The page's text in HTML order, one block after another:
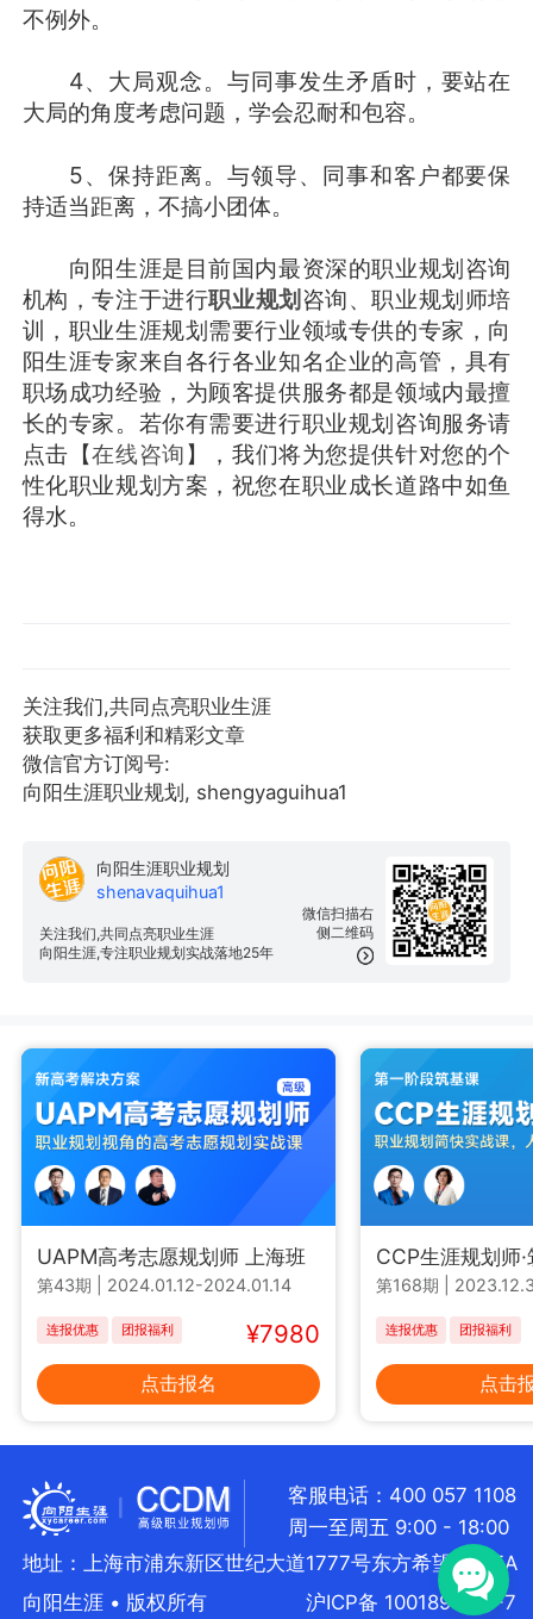
不例外。
4、大局观念。与同事发生矛盾时，要站在
大局的角度考虑问题，学会忍耐和包容。
5、保持距离。与领导、同事和客户都要保
持适当距离，不搞小团体。
向阳生涯是目前国内最资深的职业规划咨询
机构，专注于进行职业规划 咨询、职业规划师培
训，职业生涯规划需要行业领域专供的专家，向
阳生涯专家来自各行各业知名企业的高管，具有
职场成功经验，为顾客提供服务都是领域内最擅
长的专家。若你有需要进行职业规划咨询服务请
点击【在线咨询】，我们将为您提供针对您的个
性化职业规划方案，祝您在职业成长道路中如鱼
得水。
关注我们,共同点亮职业生涯
获取更多福利和精彩文章
微信官方订阅号:
向阳生涯职业规划, shengyaguihua1
微信扫描右
侧二维码
向阳生涯职业规划
shenavaquihua1
关注我们,共同点亮职业生涯
向阳生涯,专注职业规划实战落地25年
UAPM高考志愿规划师 上海班
第43期 2024.01.12-2024.01.14
连报优惠 团报福利 ¥7980
点击报名
CCP生涯规划师
第168期
连报优惠 团报福利
点击
客服电话：400 057 1108
周一至周五 9:00 - 18:00
地址：上海市浦东新区世纪大道1777号东方希望大厦5A
向阳生涯 • 版权所有
沪ICP备 10018957号-7